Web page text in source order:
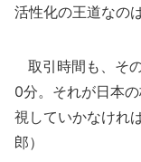
活性化の王道なの
取引時間も、そ
0分。それが日本
視していかなけれ
郎）